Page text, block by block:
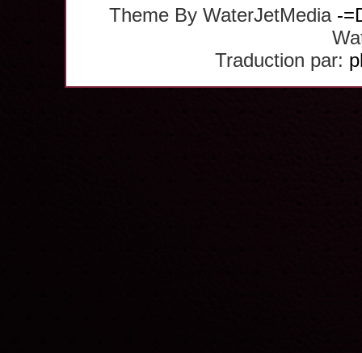
Theme By WaterJetMedia -
Traduction par: